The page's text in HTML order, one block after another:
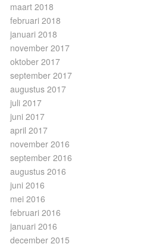
maart 2018
februari 2018
januari 2018
november 2017
oktober 2017
september 2017
augustus 2017
juli 2017
juni 2017
april 2017
november 2016
september 2016
augustus 2016
juni 2016
mei 2016
februari 2016
januari 2016
december 2015